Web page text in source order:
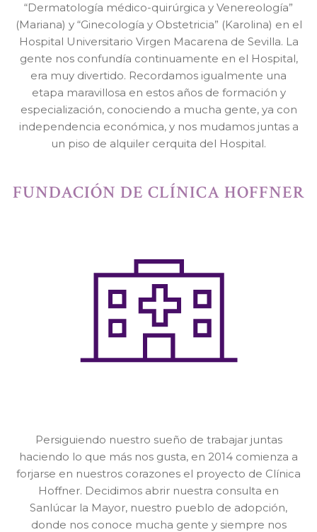
“Dermatología médico-quirúrgica y Venereología”
(Mariana) y “Ginecología y Obstetricia” (Karolina) en el
Hospital Universitario Virgen Macarena de Sevilla. La
gente nos confundía continuamente en el Hospital,
era muy divertido. Recordamos igualmente una
etapa maravillosa en estos años de formación y
especialización, conociendo a mucha gente, ya con
independencia económica, y nos mudamos juntas a
un piso de alquiler cerquita del Hospital.
FUNDACIÓN DE CLÍNICA HOFFNER
Persiguiendo nuestro sueño de trabajar juntas
haciendo lo que más nos gusta, en 2014 comienza a
forjarse en nuestros corazones el proyecto de Clínica
Hoffner. Decidimos abrir nuestra consulta en
Sanlúcar la Mayor, nuestro pueblo de adopción,
donde nos conoce mucha gente y siempre nos